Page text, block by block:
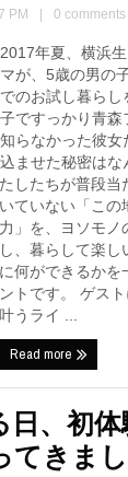
PM 0 comments
2017年夏、横浜
マが、5歳の男の
でのお試し暮らし
子ですっかり青
知らなかった彼
込ませた秘密はな
たしたちが普段当
いていない「この
力」を、ヨソモノ
し、暮らして楽し
に何ができるかを
ントです。 ゲス
叶うライ ...
Read more
、初
きまし